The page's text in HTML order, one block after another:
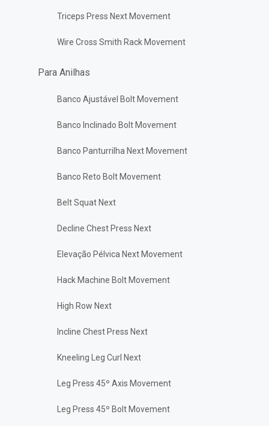
Triceps Press Next Movement
Wire Cross Smith Rack Movement
Para Anilhas
Banco Ajustável Bolt Movement
Banco Inclinado Bolt Movement
Banco Panturrilha Next Movement
Banco Reto Bolt Movement
Belt Squat Next
Decline Chest Press Next
Elevação Pélvica Next Movement
Hack Machine Bolt Movement
High Row Next
Incline Chest Press Next
Kneeling Leg Curl Next
Leg Press 45º Axis Movement
Leg Press 45º Bolt Movement